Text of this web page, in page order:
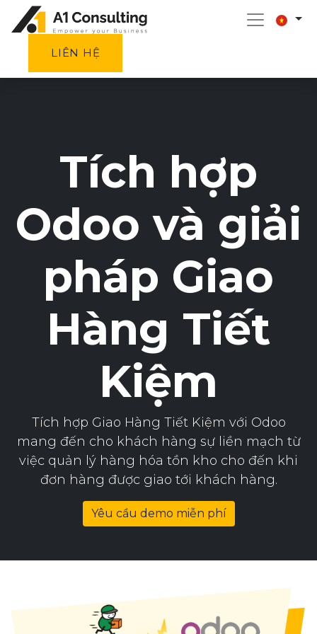
LIÊN HỆ
Tích hợp
Odoo và giải
pháp Giao
Hàng Tiết
Kiệm
Tích hợp Giao Hàng Tiết Kiệm với Odoo
mang đến cho khách hàng sự liền mạch từ
việc quản lý hàng hóa tồn kho cho đến khi
đơn hàng được giao tới khách hàng.
Yêu cầu demo miễn phí